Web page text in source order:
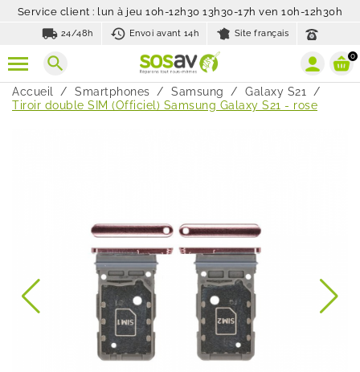
Service client : lun à jeu 10h-12h30 13h30-17h ven 10h-12h30h
local_shipping 24/48h history_toggle_off
Envoi avant 14h Site français
search 0
Accueil Smartphones Samsung
Galaxy S21
Tiroir double SIM (Officiel) Samsung Galaxy S21 - rose